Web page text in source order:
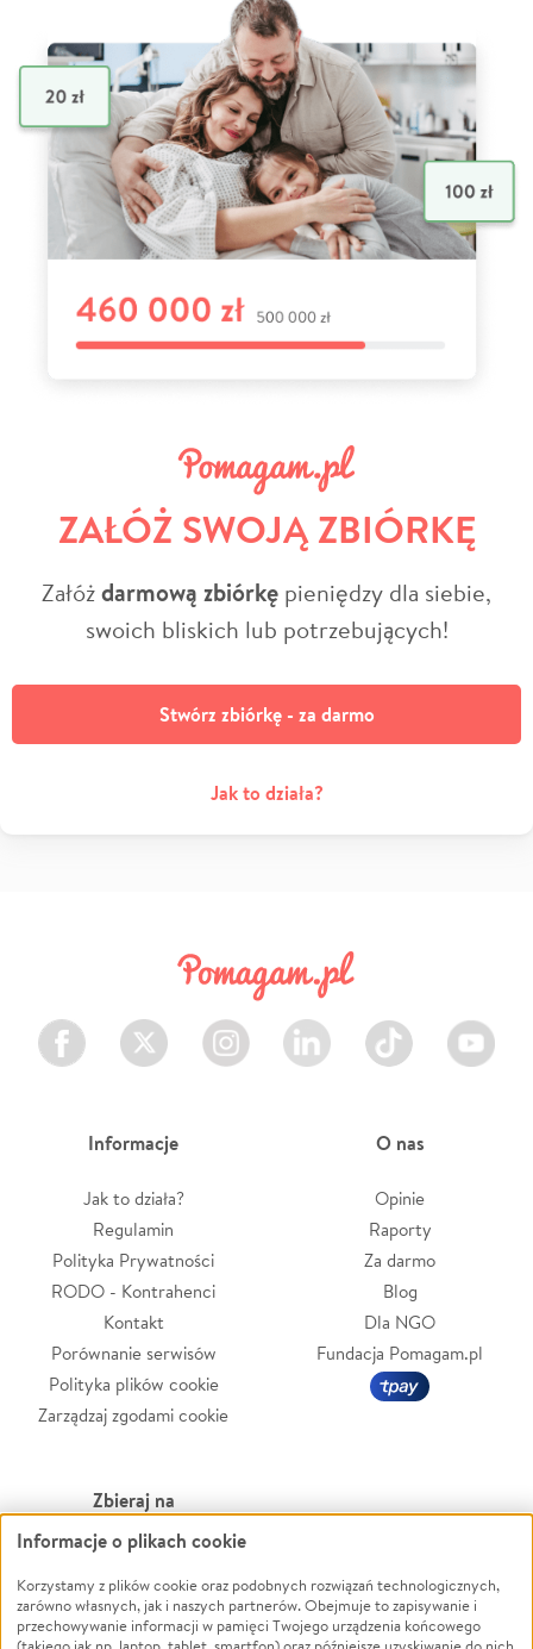
ZAŁÓŻ SWOJĄ ZBIÓRKĘ
Załóżdarmową zbiórkę pieniędzy dla siebie,
swoich bliskich lub potrzebujących!
Stwórz zbiórkę - za darmo
Jak to działa?
Facebook Twitter Instagram LinkedIn TikTok Youtube
Informacje
Jak to działa?
Regulamin
Polityka Prywatności
RODO - Kontrahenci
Kontakt
Porównanie serwisów
Polityka plików cookie
Zarządzaj zgodami cookie
O nas
Opinie
Raporty
Za darmo
Blog
Dla NGO
Fundacja Pomagam.pl
Zbieraj na
Leczenie
Zwierzęta
Pożar
Powódź
Wichura
Informacje o plikach cookie
Korzystamy z plików cookie oraz podobnych rozwiązań technologicznych,
zarówno własnych, jak i naszych partnerów. Obejmuje to zapisywanie i
przechowywanie informacji w pamięci Twojego urządzenia końcowego